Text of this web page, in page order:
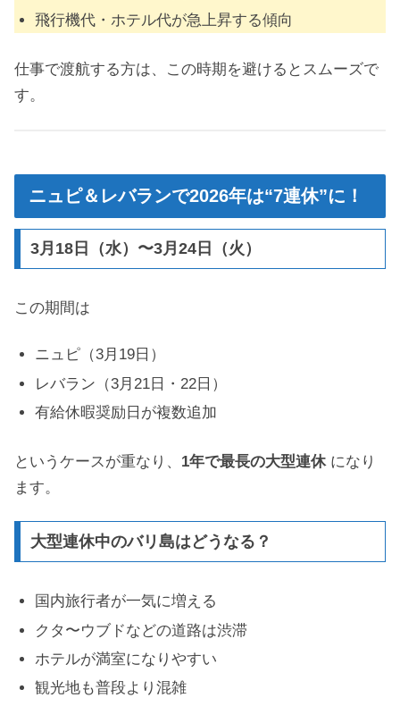
飛行機代・ホテル代が急上昇する傾向
仕事で渡航する方は、この時期を避けるとスムーズで
す。
ニュピ＆レバランで2026年は“7連休”に！
3月18日（水）〜3月24日（火）
この期間は
ニュピ（3月19日）
レバラン（3月21日・22日）
有給休暇奨励日が複数追加
というケースが重なり、 1年で最長の大型連休になり
ます。
大型連休中のバリ島はどうなる？
国内旅行者が一気に増える
クタ〜ウブドなどの道路は渋滞
ホテルが満室になりやすい
観光地も普段より混雑